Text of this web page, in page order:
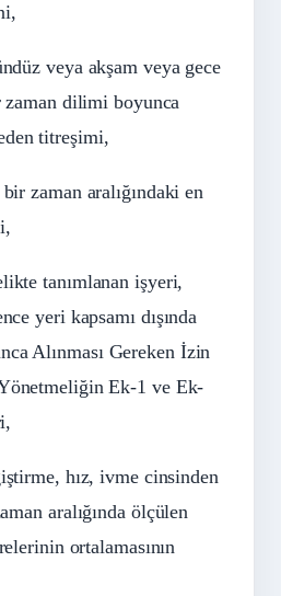
veya akşam veya gece
dilimi boyunca
titreşimi,
zaman aralığındaki en
tanımlanan işyeri,
yeri kapsamı dışında
Alınması Gereken İzin
Ek-1 ve Ek-
hız, ivme cinsinden
aralığında ölçülen
ortalamasının